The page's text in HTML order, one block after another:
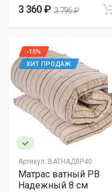
3 360 ₽ 3 796 ₽
Артикул: ВАТНАД8Р40
-15%
ХИТ ПРОДАЖ
Матрас ватный РВ
Надежный 8 см